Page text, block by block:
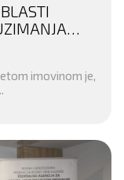
ZA
imovinom je,